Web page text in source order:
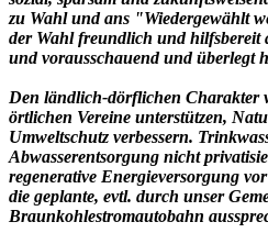
zu Wahl und ans "Wiedergewählt
der Wahl freundlich und hilfsbereit
und vorausschauend und überlegt
Den ländlich-dörflichen Charakter
örtlichen Vereine unterstützen,
Umweltschutz verbessern.
Abwasserentsorgung nicht
regenerative Energieversorgung
die geplante, evtl. durch unser
Braunkohlestromautobahn